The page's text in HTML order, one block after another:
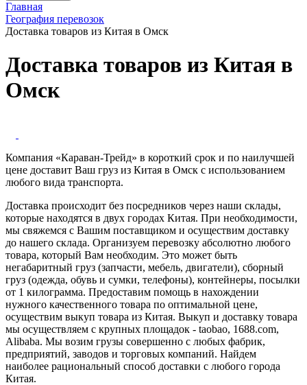
Главная
География перевозок
Доставка товаров из Китая в Омск
Доставка товаров из Китая в
Омск
Компания «Караван-Трейд» в короткий срок и по наилучшей
цене доставит Ваш груз из Китая в Омск с использованием
любого вида транспорта.
Доставка происходит без посредников через наши склады,
которые находятся в двух городах Китая. При необходимости,
мы свяжемся с Вашим поставщиком и осуществим доставку
до нашего склада. Организуем перевозку абсолютно любого
товара, который Вам необходим. Это может быть
негабаритный груз (запчасти, мебель, двигатели), сборный
груз (одежда, обувь и сумки, телефоны), контейнеры, посылки
от 1 килограмма. Предоставим помощь в нахождении
нужного качественного товара по оптимальной цене,
осуществим выкуп товара из Китая. Выкуп и доставку товара
мы осуществляем с крупных площадок - taobao, 1688.com,
Alibaba. Мы возим грузы совершенно с любых фабрик,
предприятий, заводов и торговых компаний. Найдем
наиболее рациональный способ доставки с любого города
Китая.